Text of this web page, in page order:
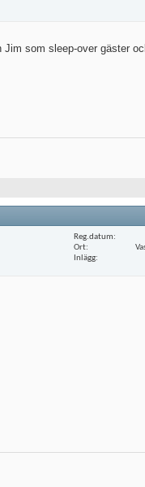
som sleep-over gäster
Reg.datum
Ort
Inlägg